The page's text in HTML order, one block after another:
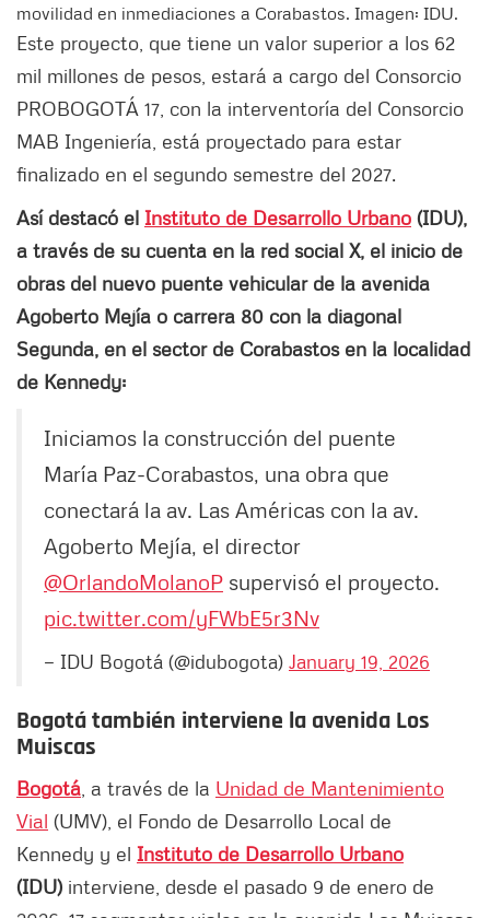
movilidad en inmediaciones a Corabastos. Imagen: IDU.
Este proyecto, que tiene un valor superior a los 62
mil millones de pesos, estará a cargo del Consorcio
PROBOGOTÁ 17, con la interventoría del Consorcio
MAB Ingeniería, está proyectado para estar
finalizado en el segundo semestre del 2027.
Así destacó el Instituto de Desarrollo Urbano (IDU),
a través de su cuenta en la red social X, el inicio de
obras del nuevo puente vehicular de la avenida
Agoberto Mejía o carrera 80 con la diagonal
Segunda, en el sector de Corabastos en la localidad
de Kennedy:
Iniciamos la construcción del puente
María Paz-Corabastos, una obra que
conectará la av. Las Américas con la av.
Agoberto Mejía, el director
@OrlandoMolanoP supervisó el proyecto.
pic.twitter.com/yFWbE5r3Nv
— IDU Bogotá (@idubogota) January 19, 2026
Bogotá también interviene la avenida Los
Muiscas
Bogotá , a través de la Unidad de Mantenimiento
Vial (UMV), el Fondo de Desarrollo Local de
Kennedy y el Instituto de Desarrollo Urbano
(IDU) interviene, desde el pasado 9 de enero de